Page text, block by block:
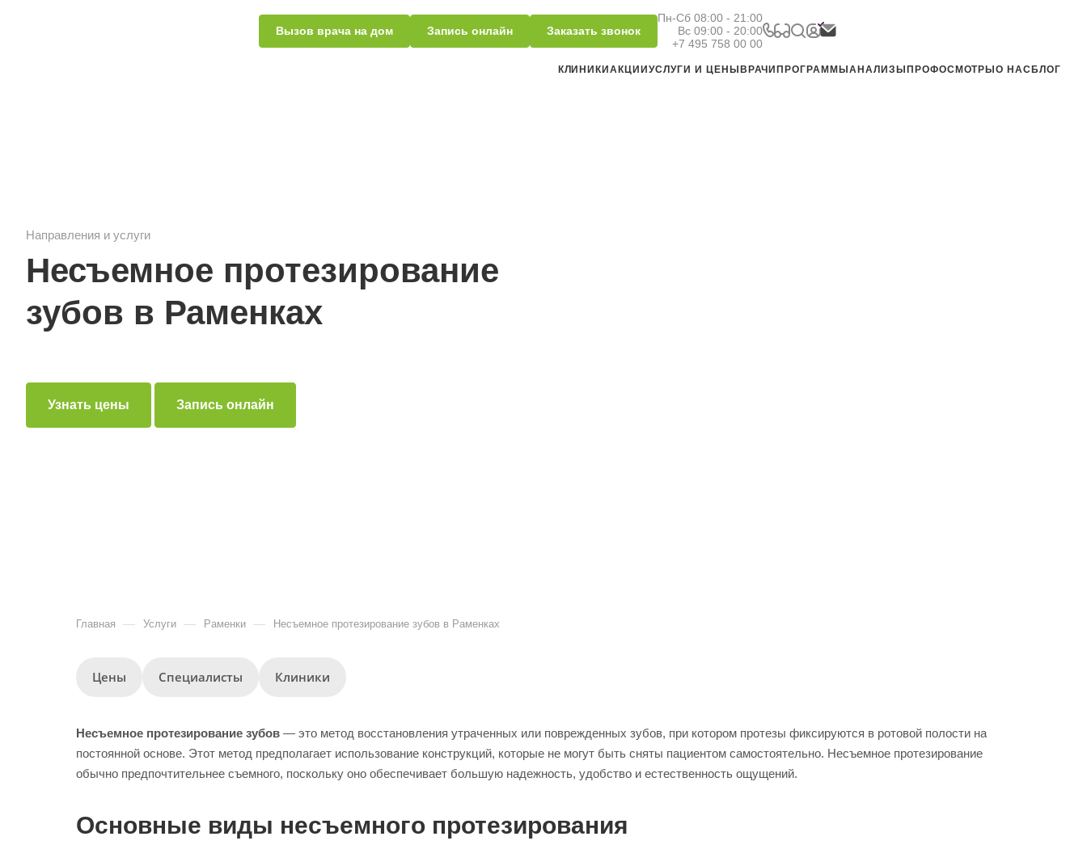
Вызов врача на дом Запись онлайн Заказать звонок
Пн-Сб 08:00 - 21:00
Вс 09:00 - 20:00
+7 495 758 00 00
КЛИНИКИАКЦИИУСЛУГИ И ЦЕНЫ ВРАЧИ ПРОГРАММЫАНАЛИЗЫ ПРОФОСМОТРЫО НАС БЛОГ
Направления и услуги
Несъемное протезирование
зубов в Раменках
Узнать цены Запись онлайн
Главная — Услуги — Раменки — Несъемное протезирование зубов в Раменках
Цены Специалисты Клиники
Несъемное протезирование зубов — это метод восстановления утраченных или поврежденных зубов, при котором протезы фиксируются в ротовой полости на
постоянной основе. Этот метод предполагает использование конструкций, которые не могут быть сняты пациентом самостоятельно. Несъемное протезирование
обычно предпочтительнее съемного, поскольку оно обеспечивает большую надежность, удобство и естественность ощущений.
Основные виды несъемного протезирования